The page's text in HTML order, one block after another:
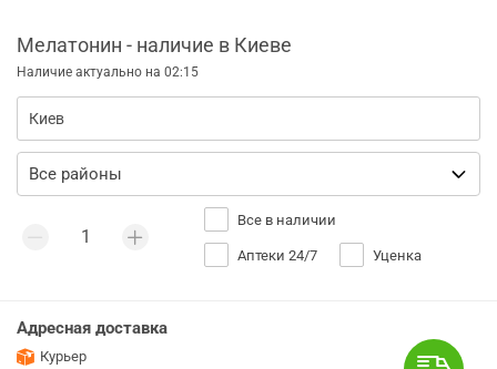
Мелатонин - наличие в Киеве
Наличие актуально на 02:15
Все в наличии
Аптеки 24/7 Уценка
Адресная доставка
Курьер